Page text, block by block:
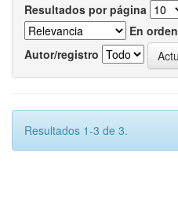
Resultados por página
En orden
Autor/registro
Resultados 1-3 de 3.